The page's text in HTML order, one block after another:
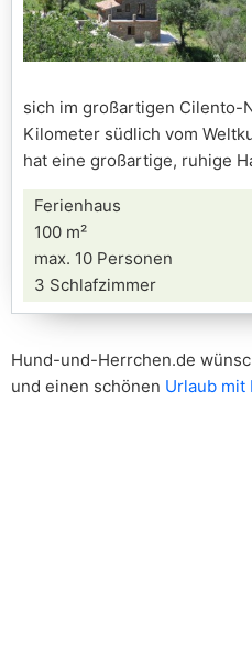
sich im großartigen Cilento-
Kilometer südlich vom
hat eine großartige, ruhige
Ferienhaus
100 m²
max. 10 Personen
3 Schlafzimmer
Hund-und-Herrchen.de
und einen schönen Urlaub mit